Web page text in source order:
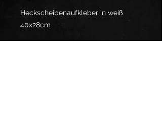
Heckscheibenaufkleber in weiß
40x28cm